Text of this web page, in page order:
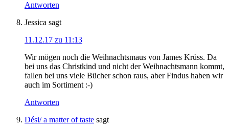
Antworten
Jessica sagt
11.12.17 zu 11:13
Wir mögen noch die Weihnachtsmaus von James Krüss. Da
bei uns das Christkind und nicht der Weihnachtsmann kommt,
fallen bei uns viele Bücher schon raus, aber Findus haben wir
auch im Sortiment :-)
Antworten
Dési/ a matter of taste sagt